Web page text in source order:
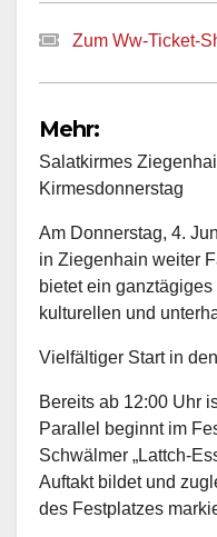
Zum Ww-Ticket-
Mehr:
Salatkirmes
Kirmesdonnerstag
Am Donnerstag, 4.
in Ziegenhain weiter
bietet ein
kulturellen und
Vielfältiger Start in
Bereits ab 12:00 Uhr
Parallel beginnt im
Schwälmer „Lattch-
Auftakt bildet und
des Festplatzes